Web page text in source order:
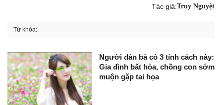
Tác giả:Truy Nguyệt
Từ khóa:
Người đàn bà có 3 tính cách này:
Gia đình bất hòa, chồng con sớm
muộn gặp tai họa